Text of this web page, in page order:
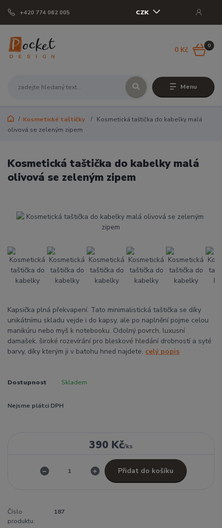
Menu
CZK
+420 774 062 005
0
0 Kč
Kosmetické taštičky
Kosmetická taštička do kabelky malá
olivová se zeleným zipem
Kosmetická taštička do kabelky malá
olivová se zeleným zipem
Kapsička plná překvapení. Tato minimalistická taštička se díky
unikátnímu skladu vejde i do kapsy, ale po naplnění pojme celou
manikúru nebo myš k notebooku. Odolný povrch, luxusní
damašek, široké rozevírání pro bleskové hledání drobností a syté
barvy, díky kterým ji v batohu hned najdete. celý popis
Dostupnost Skladem
Nejsme plátci DPH
390 Kč/ks
Přidat do košíku
Číslo
produktu:
187